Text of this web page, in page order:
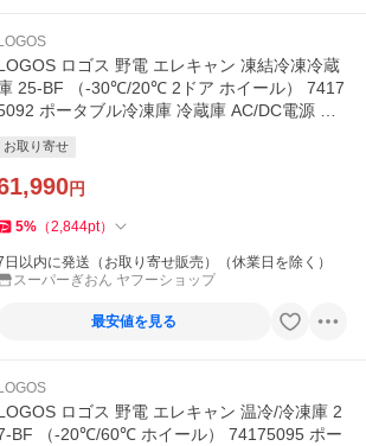
LOGOS
ロゴス 野電 エレキャン 凍結冷凍冷蔵
25-BF （-30℃/20℃ 2ドア ホイール） 7417
ポータブル冷凍庫 冷蔵庫 AC/DC電源 車
お取り寄せ
円
5% （2,844pt）
日以内に発送（お取り寄せ販売）（休業日を除く）
スーパーぎおん ヤフーショップ
最安値を見る
LOGOS
ロゴス 野電 エレキャン 温冷/冷凍庫 2
BF （-20℃/60℃ ホイール） 74175095 ポー